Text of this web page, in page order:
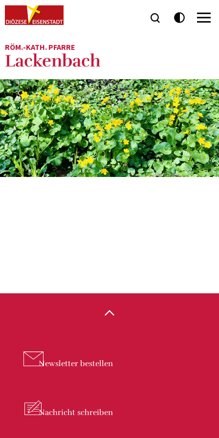
RÖM.-KATH. PFARRE
Lackenbach
Newsletter bestellen
Nachricht schreiben